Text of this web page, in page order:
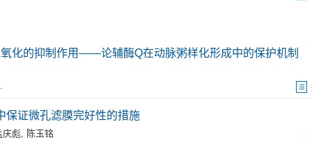
化的抑制作用——论辅酶Q在动脉粥样化形成中的保护机制
保证微孔滤膜完好性的措施
庆彪, 陈玉铭